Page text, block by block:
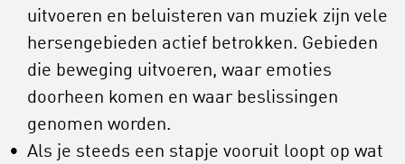
uitvoeren en beluisteren van muziek zijn vele
hersengebieden actief betrokken. Gebieden
die beweging uitvoeren, waar emoties
doorheen komen en waar beslissingen
genomen worden.
Als je steeds een stapje vooruit loopt op wat